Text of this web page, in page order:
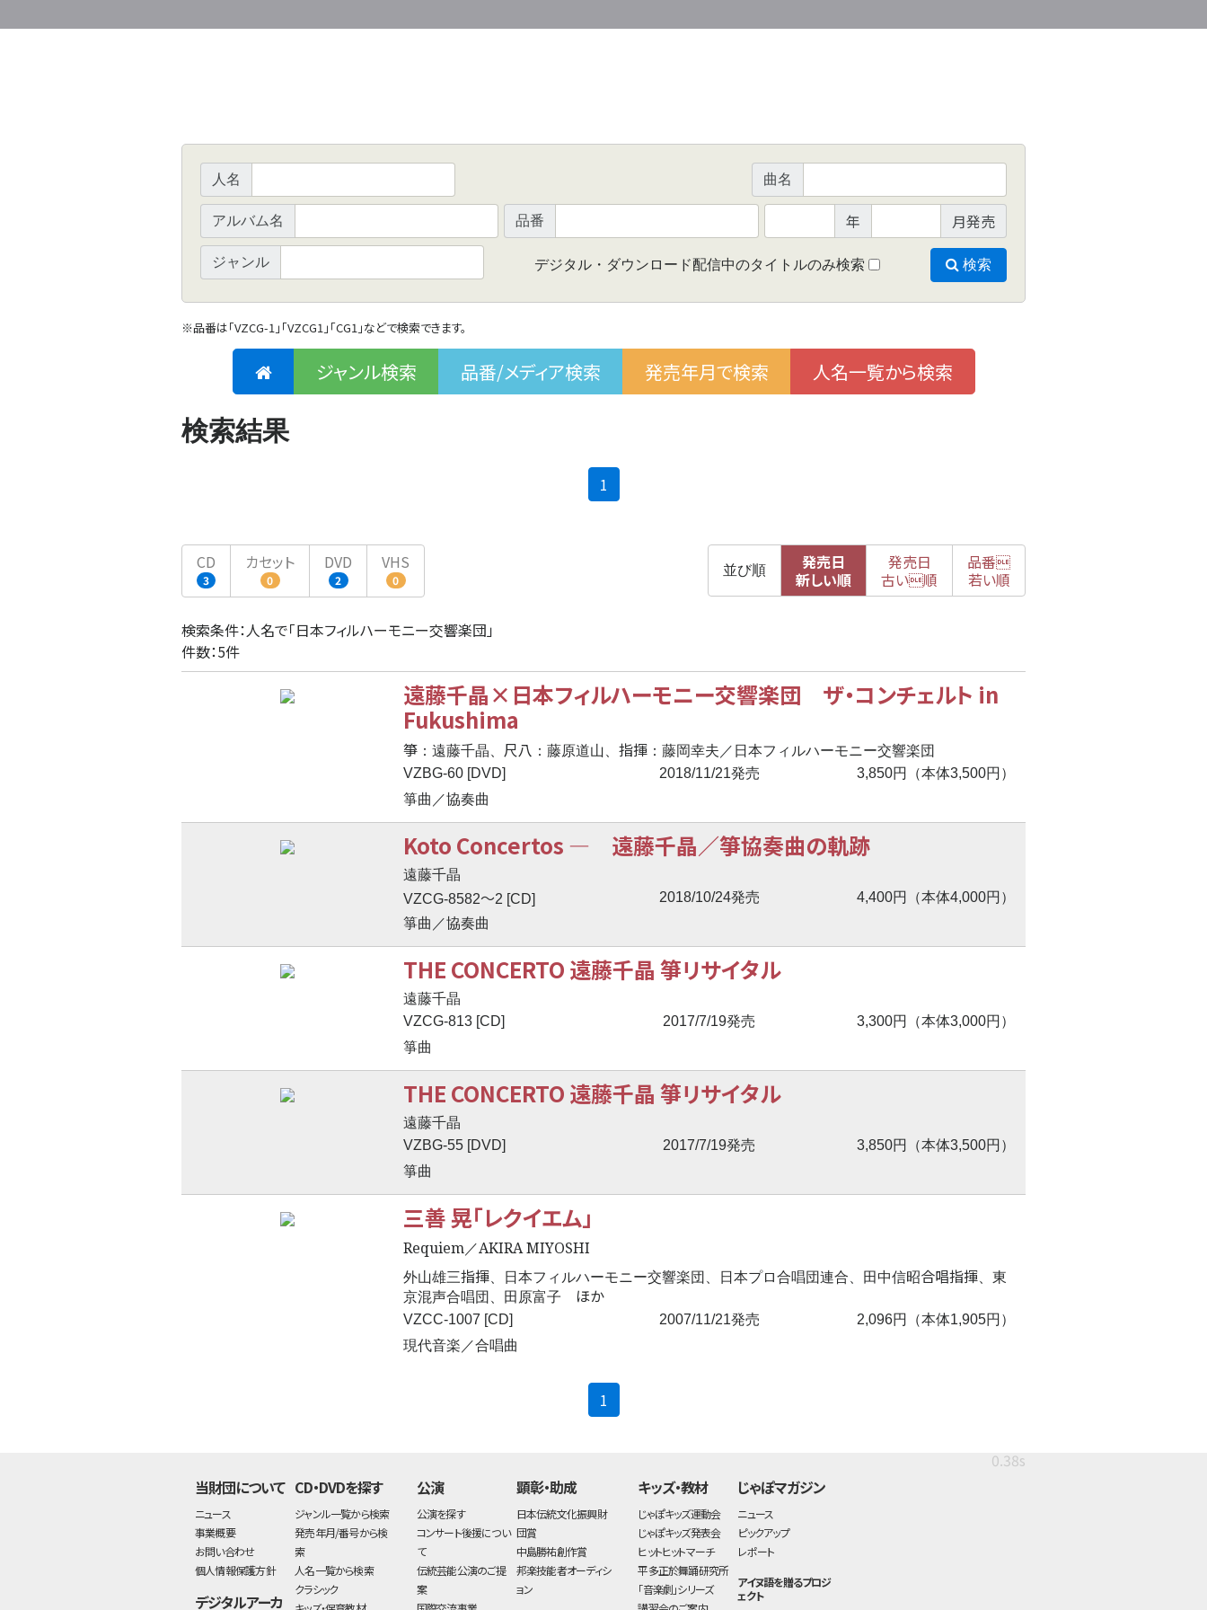
人名 曲名
アルバム名 品番 年 月発売
ジャンル デジタル・ダウンロード配信中のタイトルのみ検索 検索
※品番は「VZCG-1」「VZCG1」「CG1」などで検索できます。
ジャンル検索 品番/メディア検索 発売年月で検索 人名一覧から検索
検索結果
1
CD
3
カセット
0
DVD
2
VHS
0
並び順
発売日
新しい順
発売日
古い順
品番
若い順
検索条件：人名で「日本フィルハーモニー交響楽団」
件数：5件
遠藤千晶×日本フィルハーモニー交響楽団 ザ・コンチェルト in
Fukushima
箏 ：遠藤千晶、 尺八 ：藤原道山、 指揮 ：藤岡幸夫／日本フィルハーモニー交響楽団
VZBG-60 [DVD]
2018/11/21発売
3,850円（本体3,500円）
箏曲／協奏曲
Koto Concertos ― 遠藤千晶／箏協奏曲の軌跡
遠藤千晶
VZCG-8582〜2 [CD] 2018/10/24発売
4,400円（本体4,000円）
箏曲／協奏曲
THE CONCERTO 遠藤千晶 箏リサイタル
遠藤千晶
VZCG-813 [CD]
2017/7/19発売
3,300円（本体3,000円）
箏曲
THE CONCERTO 遠藤千晶 箏リサイタル
遠藤千晶
VZBG-55 [DVD]
2017/7/19発売
3,850円（本体3,500円）
箏曲
三善 晃「レクイエム」
Requiem／AKIRA MIYOSHI
外山雄三指揮 、日本フィルハーモニー交響楽団、日本プロ合唱団連合、田中信昭合唱指揮 、東
京混声合唱団、田原富子 ほか
VZCC-1007 [CD] 2007/11/21発売
2,096円（本体1,905円）
現代音楽／合唱曲
1
0.38s
当財団について
ニュース
事業概要
お問い合わせ
個人情報保護方針
デジタルアーカ
CD・DVDを探す
ジャンル一覧から検索
発売年月/番号から検
索
人名一覧から検索
クラシック
公演
公演を探す
コンサート後援につい
て
伝統芸能公演のご提
案
顕彰・助成
日本伝統文化振興財
団賞
中島勝祐創作賞
邦楽技能者オーディシ
ョン
キッズ・教材
じゃぽキッズ運動会
じゃぽキッズ発表会
ヒットヒットマーチ
平多正於舞踊研究所
「音楽劇」シリーズ
じゃぽマガジン
ニュース
ピックアップ
レポート
アイヌ語を贈るプロジ
ェクト